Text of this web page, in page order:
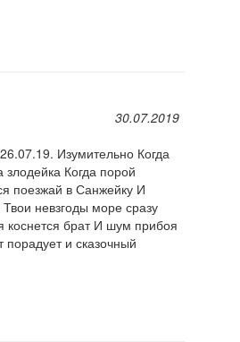
30.07.2019
Изумительно Когда
Когда порой
поезжай в Санжейку И
невзгоды море сразу
коснется брат И шум прибоя
порадует и сказочный